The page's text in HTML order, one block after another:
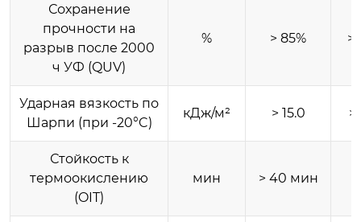
Сохранение
прочности на
разрыв после 2000
ч УФ (QUV)
% > 85% >
Ударная вязкость по
Шарпи (при -20°C)
кДж/м² > 15.0 >
Стойкость к
термоокислению
(OIT)
мин > 40 мин